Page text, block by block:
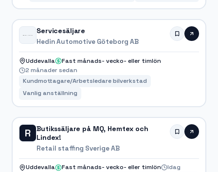
Servicesäljare
Hedin Automotive Göteborg AB
Uddevalla
Fast månads- vecko- eller timlön
2 månader sedan
Kundmottagare/Arbetsledare bilverkstad
Vanlig anställning
R
Butikssäljare på MQ, Hemtex och
Lindex!
Retail staffing Sverige AB
Uddevalla Fast månads- vecko- eller timlön
Idag